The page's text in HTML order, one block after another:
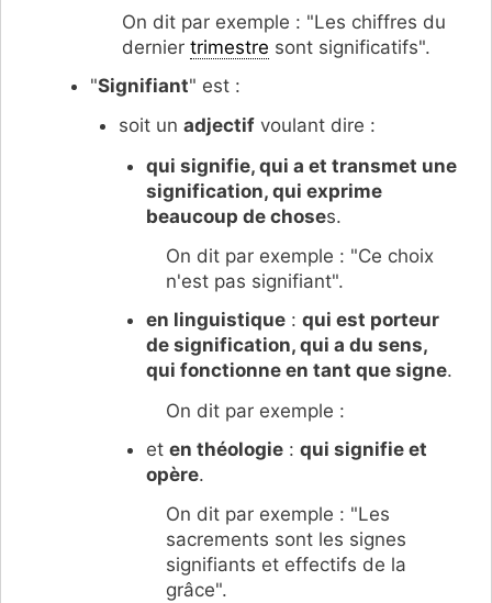
On dit par exemple : "Les chiffres du
dernier trimestre sont significatifs".
"Signifiant" est :
soit un adjectifvoulant dire :
qui signifie, qui a et transmet une
signification, qui exprime
beaucoup de choses.
On dit par exemple : "Ce choix
n'est pas signifiant".
en linguistique : qui est porteur
de signification, qui a du sens,
qui fonctionne en tant que signe.
On dit par exemple :
et en théologie : qui signifie et
opère.
On dit par exemple : "Les
sacrements sont les signes
signifiants et effectifs de la
grâce".